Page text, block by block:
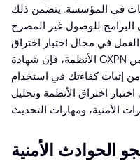
في المؤسسة. يتضمن ذلك
البرامج للوصول غير المصرح
في مجال اختبار اختراق
الأنظمة، فإن شهادة GXPN من GIAC هي الخيار الأمثل لك. من خلال
إثبات كفاءتك في استخدام
اختراق الأنظمة وتحليل
الحوادث الأمنية